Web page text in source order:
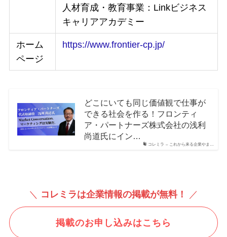
人材育成・教育事業：Linkビジネス
キャリアアカデミー
ホーム
ページ
https://www.frontier-cp.jp/
コレミラ – これから来る企業やま…
どこにいても同じ価値観で仕事が
できる社会を作る！フロンティ
ア・パートナーズ株式会社の浅利
尚道氏にイン…
＼ コレミラは企業情報の掲載が無料！ ／
掲載のお申し込みはこちら